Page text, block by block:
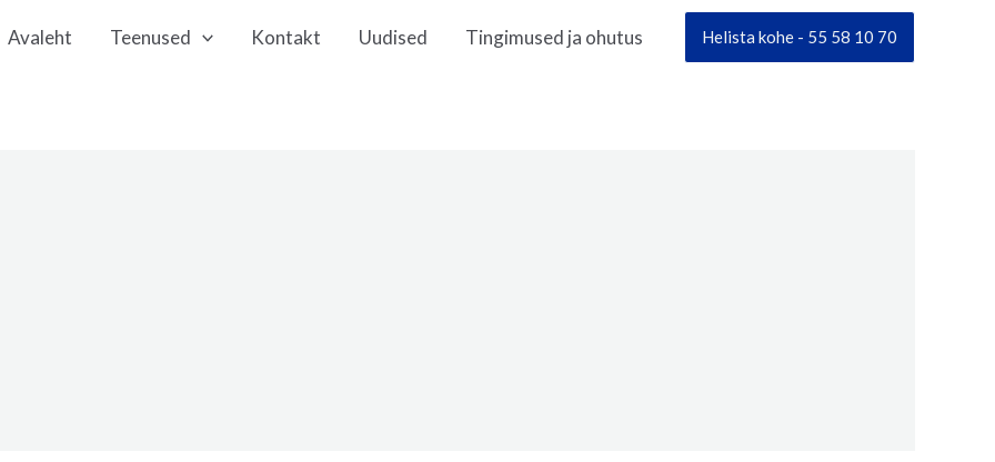
Avaleht Teenused Kontakt Uudised Tingimused ja ohutus Helista kohe - 55 58 10 70